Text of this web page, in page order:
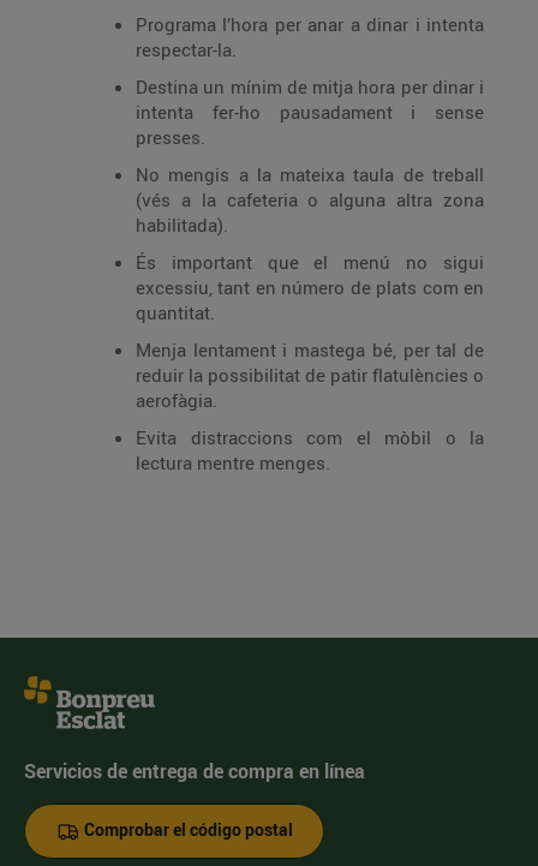
Programa l’hora per anar a dinar i intenta
respectar-la.
Destina un mínim de mitja hora per dinar i
intenta fer-ho pausadament i sense
presses.
No mengis a la mateixa taula de treball
(vés a la cafeteria o alguna altra zona
habilitada).
És important que el menú no sigui
excessiu, tant en número de plats com en
quantitat.
Menja lentament i mastega bé, per tal de
reduir la possibilitat de patir flatulències o
aerofàgia.
Evita distraccions com el mòbil o la
lectura mentre menges.
Servicios de entrega de compra en línea
Comprobar el código postal